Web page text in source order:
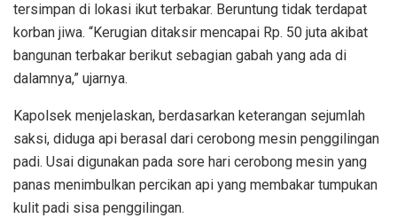
tersimpan di lokasi ikut terbakar. Beruntung tidak terdapat
korban jiwa. “Kerugian ditaksir mencapai Rp. 50 juta akibat
bangunan terbakar berikut sebagian gabah yang ada di
dalamnya,” ujarnya.
Kapolsek menjelaskan, berdasarkan keterangan sejumlah
saksi, diduga api berasal dari cerobong mesin penggilingan
padi. Usai digunakan pada sore hari cerobong mesin yang
panas menimbulkan percikan api yang membakar tumpukan
kulit padi sisa penggilingan.